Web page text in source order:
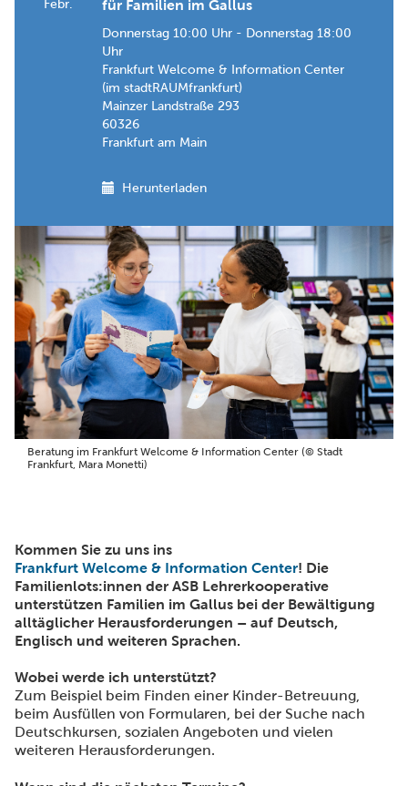
Febr.
für Familien im Gallus
Donnerstag 10:00 Uhr - Donnerstag 18:00
Uhr
Frankfurt Welcome & Information Center
(im stadtRAUMfrankfurt)
Mainzer Landstraße 293
60326
Frankfurt am Main
Herunterladen
Beratung im Frankfurt Welcome & Information Center (© Stadt
Frankfurt, Mara Monetti)
Kommen Sie zu uns ins
Frankfurt Welcome & Information Center! Die
Familienlots:innen der ASB Lehrerkooperative
unterstützen Familien im Gallus bei der Bewältigung
alltäglicher Herausforderungen – auf Deutsch,
Englisch und weiteren Sprachen.
Wobei werde ich unterstützt?
Zum Beispiel beim Finden einer Kinder-Betreuung,
beim Ausfüllen von Formularen, bei der Suche nach
Deutschkursen, sozialen Angeboten und vielen
weiteren Herausforderungen.